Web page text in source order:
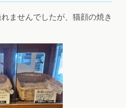
ませんでしたが、猫顔の焼き